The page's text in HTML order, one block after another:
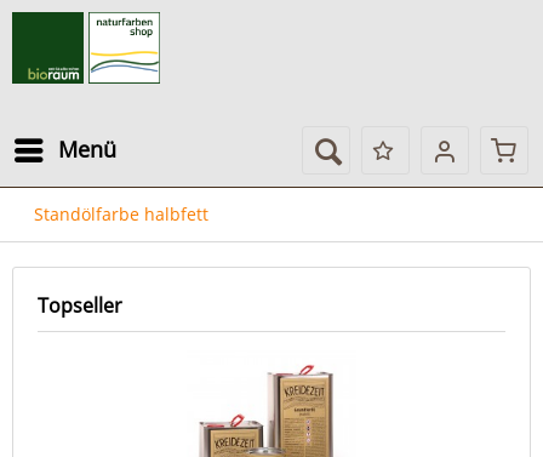
Menü
Standölfarbe halbfett
Topseller